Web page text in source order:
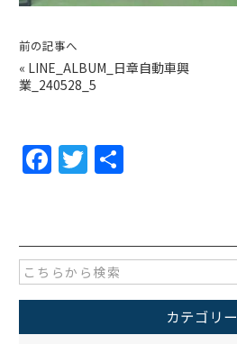
前の記事へ
« LINE_ALBUM_日章自動車興
業_240528_5
F
a
e
b
o
o
T
w
er
カテゴリー